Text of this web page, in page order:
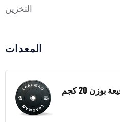
التخزين
المعدات
20 كجم